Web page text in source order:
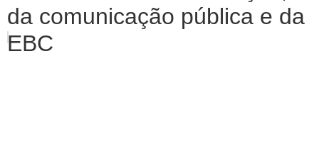
da comunicação pública e da
EBC